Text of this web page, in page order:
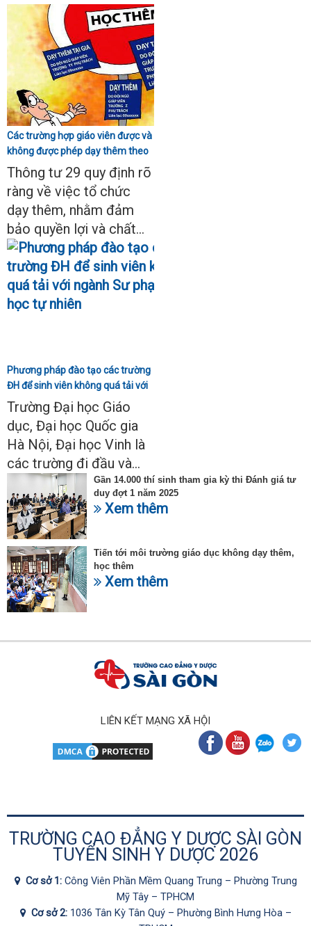
Các trường hợp giáo viên được và
không được phép dạy thêm theo
Thông tư 29
Thông tư 29 quy định rõ
ràng về việc tổ chức
dạy thêm, nhằm đảm
bảo quyền lợi và chất...
Phương pháp đào tạo các trường
ĐH để sinh viên không quá tải với
ngành Sư phạm Khoa học tự
nhiên
Trường Đại học Giáo
dục, Đại học Quốc gia
Hà Nội, Đại học Vinh là
các trường đi đầu và...
Gần 14.000 thí sinh tham gia kỳ thi Đánh giá tư
duy đợt 1 năm 2025
Xem thêm
Tiến tới môi trường giáo dục không dạy thêm,
học thêm
Xem thêm
LIÊN KẾT MẠNG XÃ HỘI
TRƯỜNG CAO ĐẲNG Y DƯỢC SÀI GÒN
TUYỂN SINH Y DƯỢC 2026
Cơ sở 1: Công Viên Phần Mềm Quang Trung – Phường Trung
Mỹ Tây – TPHCM
Cơ sở 2: 1036 Tân Kỳ Tân Quý – Phường Bình Hưng Hòa –